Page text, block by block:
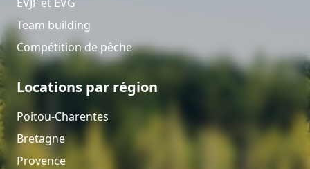
Team building
Compétition de pêche
Locations par région
Poitou-Charentes
Bretagne
Provence